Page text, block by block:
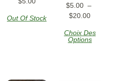
Out Of Stock
$5.00 –
$20.00
Choix Des
Options